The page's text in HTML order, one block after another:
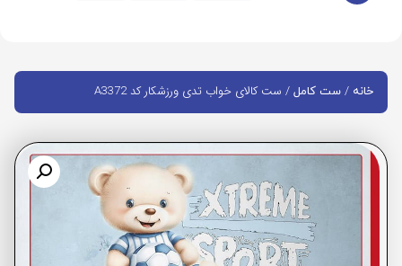
خانه / ست کامل / ست کالای خواب تدی ورزشکار کد A3372